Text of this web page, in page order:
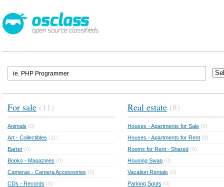
For sale (11)
Animals (0)
Art - Collectibles (11)
Barter (0)
Books - Magazines (0)
Cameras - Camera Accessories (0)
CDs - Records (0)
Real estate (8)
Houses - Apartments for Sale (0)
Houses - Apartments for Rent (8)
Rooms for Rent - Shared (0)
Housing Swap (0)
Vacation Rentals (0)
Parking Spots (0)